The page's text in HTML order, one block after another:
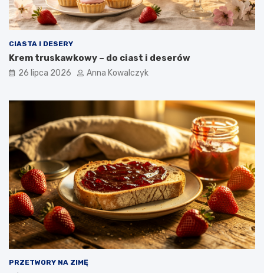
CIASTA I DESERY
Krem truskawkowy – do ciast i deserów
26 lipca 2026 Anna Kowalczyk
PRZETWORY NA ZIMĘ